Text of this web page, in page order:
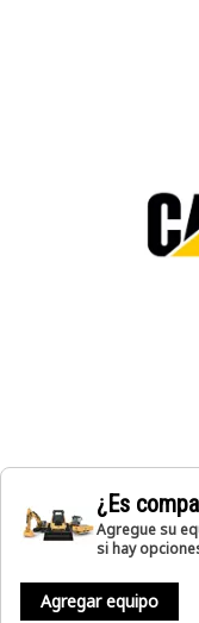
¿Es
Agregue su
si hay
Agregar equipo